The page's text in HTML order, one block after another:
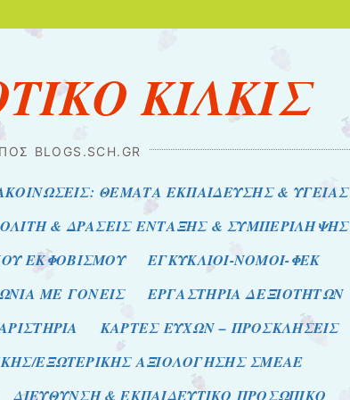
ΚΙΛΚΙΣ
BLOGS.SCH.GR
ΘΕΜΑΤΑ ΕΚΠΑΙΔΕΥΣΗΣ & ΥΓΕΙΑΣ
& ΔΡΑΣΕΙΣ ΕΝΤΑΞΗΣ & ΣΥΜΠΕΡΙΛΗΨΗΣ
ΕΚΦΟΒΙΣΜΟΥ
ΕΓΚΥΚΛΙΟΙ-ΝΟΜΟΙ-ΦΕΚ
ΜΕ ΓΟΝΕΙΣ
ΕΡΓΑΣΤΗΡΙΑ ΔΕΞΙΟΤΗΤΩΝ
ΚΑΡΤΕΣ ΕΥΧΩΝ – ΠΡΟΣΚΛΗΣΕΙΣ
ΕΞΩΤΕΡΙΚΗΣ ΑΞΙΟΛΟΓΗΣΗΣ ΣΜΕΑΕ
ΔΙΕΥΘΥΝΣΗ & ΕΚΠΑΙΔΕΥΤΙΚΟ ΠΡΟΣΩΠΙΚΟ